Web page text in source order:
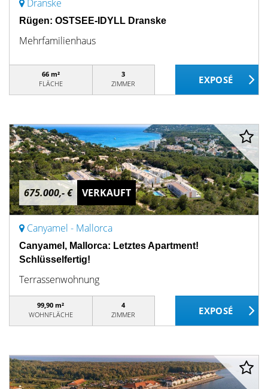
Dranske
Rügen: OSTSEE-IDYLL Dranske
Mehrfamilienhaus
66 m²
FLÄCHE
3
ZIMMER
675.000,- € VERKAUFT
Canyamel - Mallorca
Canyamel, Mallorca: Letztes Apartment!
Schlüsselfertig!
Terrassenwohnung
99,90 m²
WOHNFLÄCHE
4
ZIMMER